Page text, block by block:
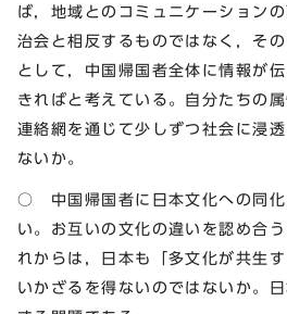
ば，地域とのコミュニケーション
治会と相反するものではなく，そ
として，中国帰国者全体に情報が
きればと考えている。自分たちの
連絡網を通じて少しずつ社会に浸
ないか。
○ 中国帰国者に日本文化への同化
い。お互いの文化の違いを認め合
れからは，日本も「多文化が共生
いかざるを得ないのではないか。